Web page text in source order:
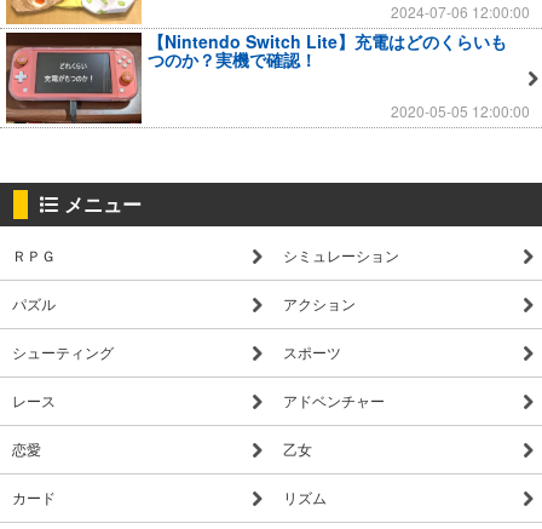
2024-07-06 12:00:00
【Nintendo Switch Lite】充電はどのくらいも
つのか？実機で確認！
2020-05-05 12:00:00
メニュー
ＲＰＧ シミュレーション
パズル アクション
シューティング スポーツ
レース アドベンチャー
恋愛 乙女
カード リズム